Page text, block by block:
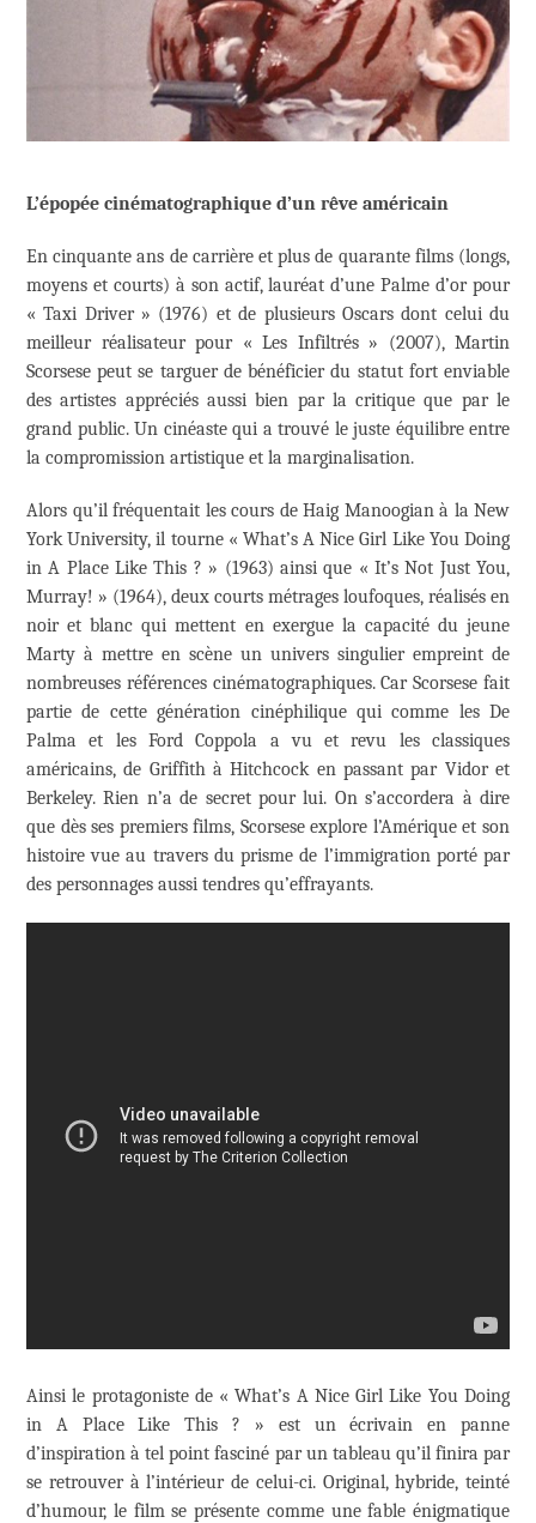
L’épopée cinématographique d’un rêve américain
En cinquante ans de carrière et plus de quarante films (longs,
moyens et courts) à son actif, lauréat d’une Palme d’or pour
« Taxi Driver » (1976) et de plusieurs Oscars dont celui du
meilleur réalisateur pour « Les Infiltrés » (2007), Martin
Scorsese peut se targuer de bénéficier du statut fort enviable
des artistes appréciés aussi bien par la critique que par le
grand public. Un cinéaste qui a trouvé le juste équilibre entre
la compromission artistique et la marginalisation.
Alors qu’il fréquentait les cours de Haig Manoogian à la New
York University, il tourne « What’s A Nice Girl Like You Doing
in A Place Like This ? » (1963) ainsi que « It’s Not Just You,
Murray! » (1964), deux courts métrages loufoques, réalisés en
noir et blanc qui mettent en exergue la capacité du jeune
Marty à mettre en scène un univers singulier empreint de
nombreuses références cinématographiques. Car Scorsese fait
partie de cette génération cinéphilique qui comme les De
Palma et les Ford Coppola a vu et revu les classiques
américains, de Griffith à Hitchcock en passant par Vidor et
Berkeley. Rien n’a de secret pour lui. On s’accordera à dire
que dès ses premiers films, Scorsese explore l’Amérique et son
histoire vue au travers du prisme de l’immigration porté par
des personnages aussi tendres qu’effrayants.
Ainsi le protagoniste de « What’s A Nice Girl Like You Doing
in A Place Like This ? » est un écrivain en panne
d’inspiration à tel point fasciné par un tableau qu’il finira par
se retrouver à l’intérieur de celui-ci. Original, hybride, teinté
d’humour, le film se présente comme une fable énigmatique